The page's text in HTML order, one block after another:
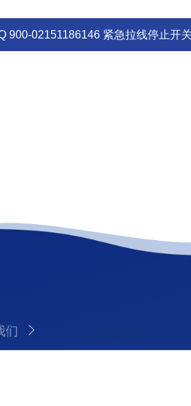
900-02151186146 紧急拉线停止开
们